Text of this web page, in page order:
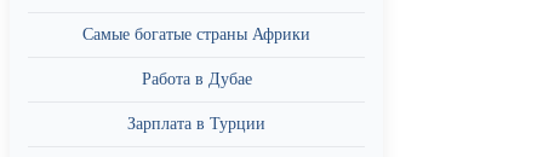
Самые богатые страны Африки
Работа в Дубае
Зарплата в Турции